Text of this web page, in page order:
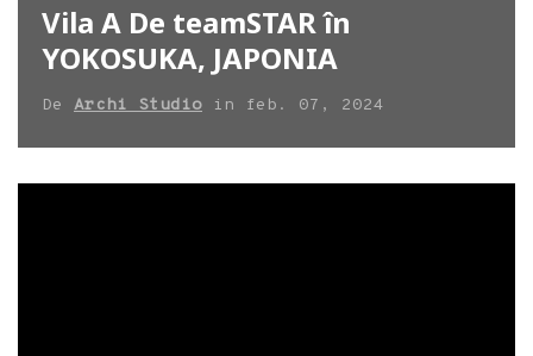
Vila A De teamSTAR în
YOKOSUKA, JAPONIA
De Archi Studio in feb. 07, 2024